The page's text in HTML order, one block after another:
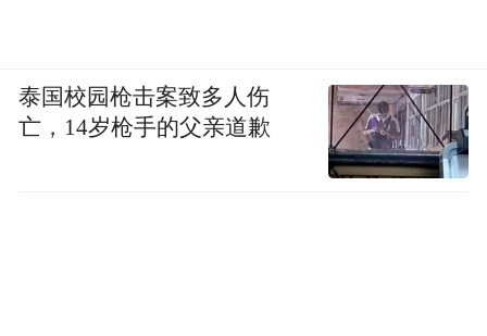
泰国校园枪击案致多人伤
亡，14岁枪手的父亲道歉